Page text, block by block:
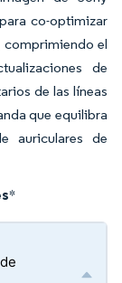
co-optimizar
comprimiendo el
de
de las líneas
que equilibra
auriculares de
*